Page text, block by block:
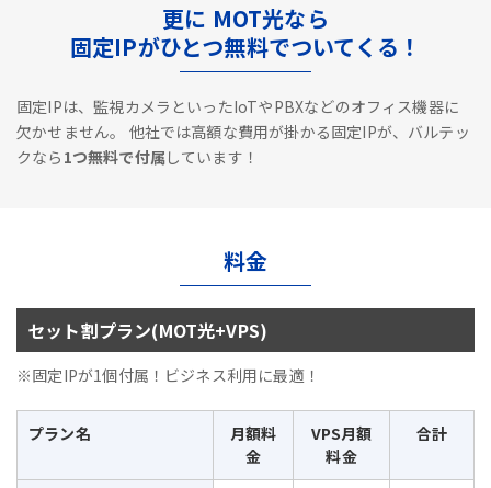
更に MOT光なら
固定IPがひとつ無料でついてくる！
固定IPは、監視カメラといったIoTやPBXなどのオフィス機器に
欠かせません。
他社では高額な費用が掛かる固定IPが、バルテッ
クなら 1つ無料で付属しています！
料金
セット割プラン(MOT光+VPS)
※固定IPが1個付属！ビジネス利用に最適！
プラン名
月額料
金
VPS月額
料金
合計